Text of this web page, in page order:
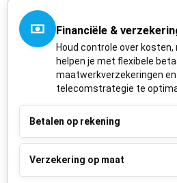
Financiële &
Houd controle over kosten,
helpen je met flexibele
maatwerkverzekeringen
telecomstrategie te
Betalen op rekening
Verzekering op maat